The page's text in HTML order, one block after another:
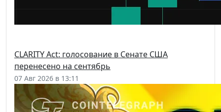
CLARITY Act: голосование в Сенате США
перенесено на сентябрь
07 Авг 2026 в 13:11